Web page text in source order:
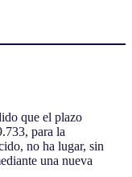
que el plazo
para la
no ha lugar, sin
una nueva